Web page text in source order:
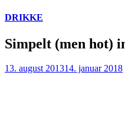
Skip
content
DRIKKE
Simpelt (men hot)
13. august 201314. januar 2018